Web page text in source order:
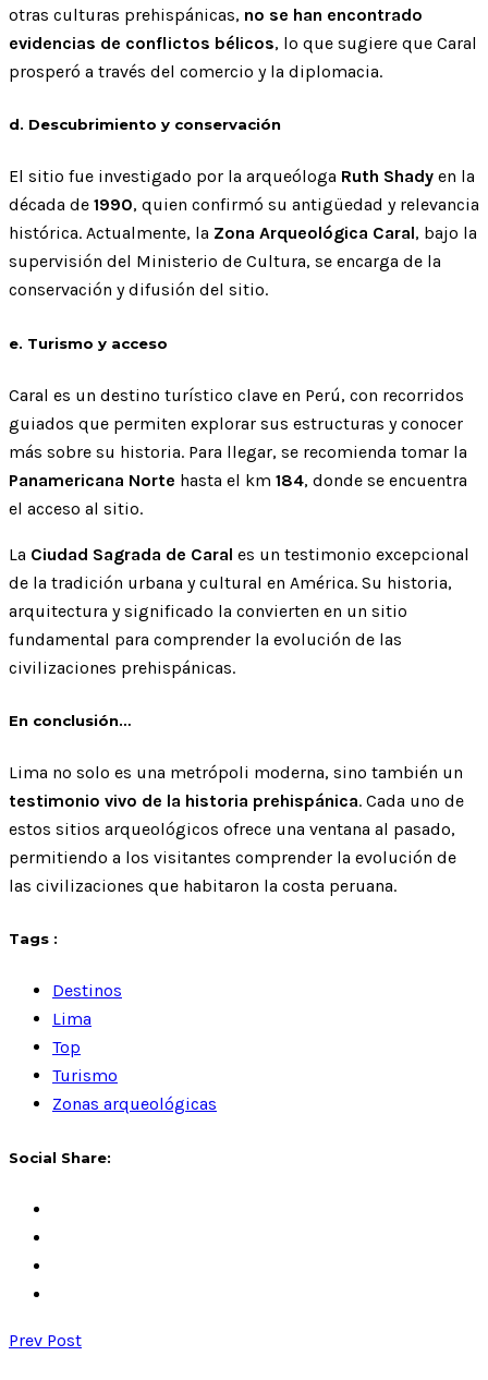
otras culturas prehispánicas, no se han encontrado
evidencias de conflictos bélicos, lo que sugiere que Caral
prosperó a través del comercio y la diplomacia.
d. Descubrimiento y conservación
El sitio fue investigado por la arqueóloga Ruth Shady en la
década de 1990, quien confirmó su antigüedad y relevancia
histórica. Actualmente, la Zona Arqueológica Caral, bajo la
supervisión del Ministerio de Cultura, se encarga de la
conservación y difusión del sitio.
e. Turismo y acceso
Caral es un destino turístico clave en Perú, con recorridos
guiados que permiten explorar sus estructuras y conocer
más sobre su historia. Para llegar, se recomienda tomar la
Panamericana Norte hasta el km 184, donde se encuentra
el acceso al sitio.
La Ciudad Sagrada de Caral es un testimonio excepcional
de la tradición urbana y cultural en América. Su historia,
arquitectura y significado la convierten en un sitio
fundamental para comprender la evolución de las
civilizaciones prehispánicas.
En conclusión…
Lima no solo es una metrópoli moderna, sino también un
testimonio vivo de la historia prehispánica. Cada uno de
estos sitios arqueológicos ofrece una ventana al pasado,
permitiendo a los visitantes comprender la evolución de
las civilizaciones que habitaron la costa peruana.
Tags :
Destinos
Lima
Top
Turismo
Zonas arqueológicas
Social Share:
Prev Post